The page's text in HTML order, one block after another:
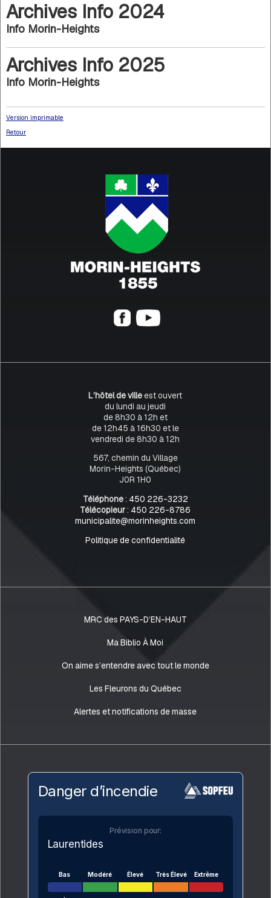
Archives Info 2024
Info Morin-Heights
Archives Info 2025
Info Morin-Heights
Version imprimable
Retour
L’hôtel de villeest ouvert
du lundi au jeudi
de 8h30 à 12h et
de 12h45 à 16h30 et le
vendredi de 8h30 à 12h
567, chemin du Village
Morin-Heights (Québec)
J0R 1H0
Téléphone: 450 226-3232
Télécopieur: 450 226-8786
municipalite@morinheights.com
Politique de confidentialité
MRC des PAYS-D’EN-HAUT
Ma Biblio À Moi
On aime s’entendre avec tout le monde
Les Fleurons du Québec
Alertes et notifications de masse
Danger d’incendie
Prévision pour:
Laurentides
Bas Modéré Élevé Très Élevé Extrême